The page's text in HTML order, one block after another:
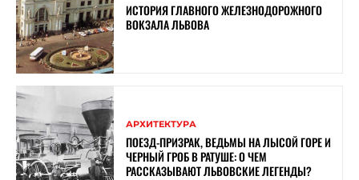
ИСТОРИЯ ГЛАВНОГО ЖЕЛЕЗНОДОРОЖНОГО
ВОКЗАЛА ЛЬВОВА
АРХИТЕКТУРА
ПОЕЗД-ПРИЗРАК, ВЕДЬМЫ НА ЛЫСОЙ ГОРЕ И
ЧЕРНЫЙ ГРОБ В РАТУШЕ: О ЧЕМ
РАССКАЗЫВАЮТ ЛЬВОВСКИЕ ЛЕГЕНДЫ?